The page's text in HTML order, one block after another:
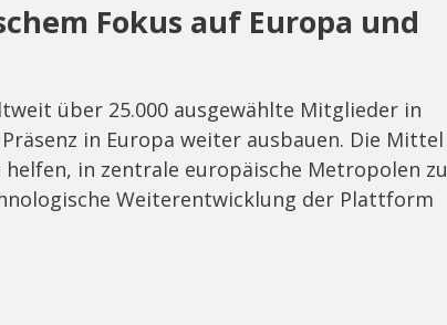
Fokus auf Europa und
über 25.000 ausgewählte Mitglieder in
in Europa weiter ausbauen. Die Mittel
in zentrale europäische Metropolen zu
Weiterentwicklung der Plattform